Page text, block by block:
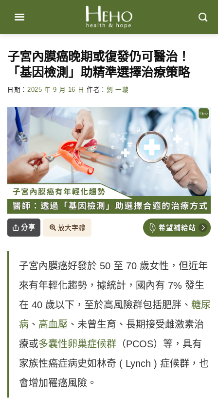
content
子宮內膜癌晚期或復發仍可醫治！
「基因檢測」助精準選擇治療策略
日期： 2025 年 9 月 16 日 作者： 劉 一璇
分享 放大字體
子宮內膜癌好發於 50 至 70 歲女性，但近年
來有年輕化趨勢，據統計，國內有 7% 發生
在 40 歲以下，至於高風險群包括肥胖、 糖尿
病 、 高血壓 、未曾生育、長期接受雌激素治
療或多囊性卵巢症候群 （PCOS）等，具有
家族性癌症病史如林奇 ( Lynch ) 症候群，也
會增加罹癌風險。